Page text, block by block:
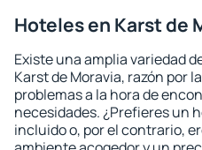
Hoteles en Karst de
Existe una amplia variedad
Karst de Moravia, razón por
problemas a la hora de
necesidades. ¿Prefieres un
incluido o, por el contrario,